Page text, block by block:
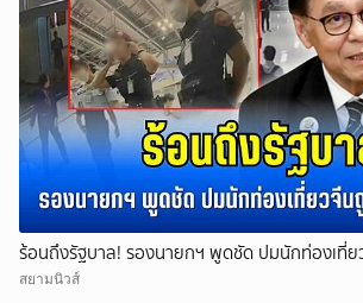
ร้อนถึงรัฐบาล! รองนายกฯ พูดชัด ปมนักท่องเที่ย
สยามนิวส์